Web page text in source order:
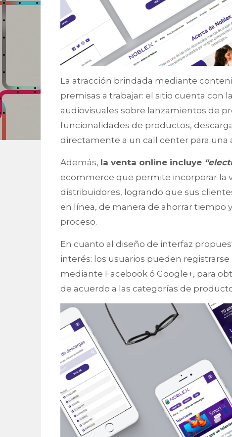
La atracción brindada mediante
premisas a trabajar: el sitio cuenta con
audiovisuales sobre lanzamientos de
funcionalidades de productos,
directamente a un call center para una
Además, la venta online incluye
ecommerce que permite incorporar la
distribuidores, logrando que sus
en línea, de manera de ahorrar tiempo
proceso.
En cuanto al diseño de interfaz
interés: los usuarios pueden
mediante Facebook ó Google+, para
de acuerdo a las categorías de